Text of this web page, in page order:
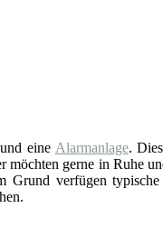
eine Alarmanlage.
gerne in Ruhe
verfügen